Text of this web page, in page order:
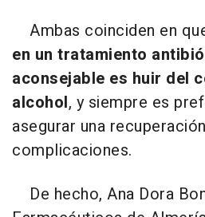
Ambas coinciden en
en un tratamiento
aconsejable es huir del
alcohol, y siempre es
asegurar una
complicaciones.
De hecho, Ana Dora